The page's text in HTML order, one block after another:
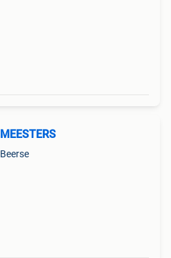
MEESTERS
Beerse